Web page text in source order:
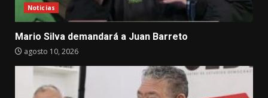
Noticias
Mario Silva demandará a Juan Barreto
agosto 10, 2026